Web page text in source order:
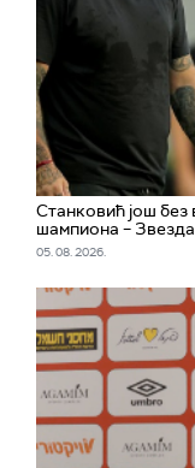
Станковић још без
шампиона –
05. 08. 2026.